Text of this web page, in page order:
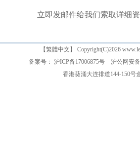
立即发邮件给我们索取详细
【繁體中文 】 Copyright(C)2026
备案号： 沪ICP备17006875号
沪公网安
香港葵涌大连排道144-150号